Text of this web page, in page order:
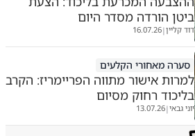
ביטן הורדה מסדר היום
דוד קליין|
16.07.26
סערה מאחורי הקלעים
למרות אישור מתווה הפריימריז: הקרב
בליכוד רחוק מסיום
יוני גבאי|
13.07.26